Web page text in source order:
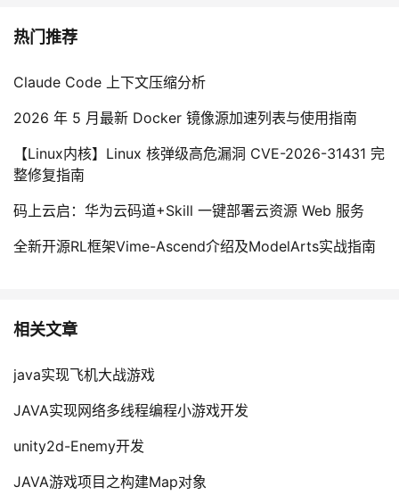
热门推荐
Claude Code 上下文压缩分析
2026 年 5 月最新 Docker 镜像源加速列表与使用指南
【Linux内核】Linux 核弹级高危漏洞 CVE-2026-31431 完
整修复指南
码上云启：华为云码道+Skill 一键部署云资源 Web 服务
全新开源RL框架Vime-Ascend介绍及ModelArts实战指南
相关文章
java实现飞机大战游戏
JAVA实现网络多线程编程小游戏开发
unity2d-Enemy开发
JAVA游戏项目之构建Map对象